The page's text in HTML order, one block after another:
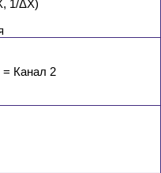
1/ΔX)
= Канал 2